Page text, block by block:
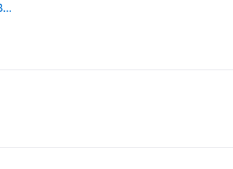
Siemens SN65ZX07CE iQ500 Geschirrspüler (vollintegrierbar, Besteckschublade, 598 mm breit, 40 dB(A), B, Verzinkt) - Silber